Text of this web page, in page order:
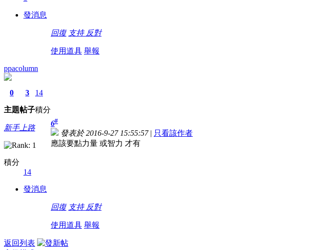
發消息
回復 支持 反對
使用道具 舉報
ppacolumn
0
主題
3
帖子
14
積分
新手上路
積分
14
發消息
6#
發表於 2016-9-27 15:55:57 | 只看該作者
應該要點力量 或智力 才有
回復 支持 反對
使用道具 舉報
返回列表